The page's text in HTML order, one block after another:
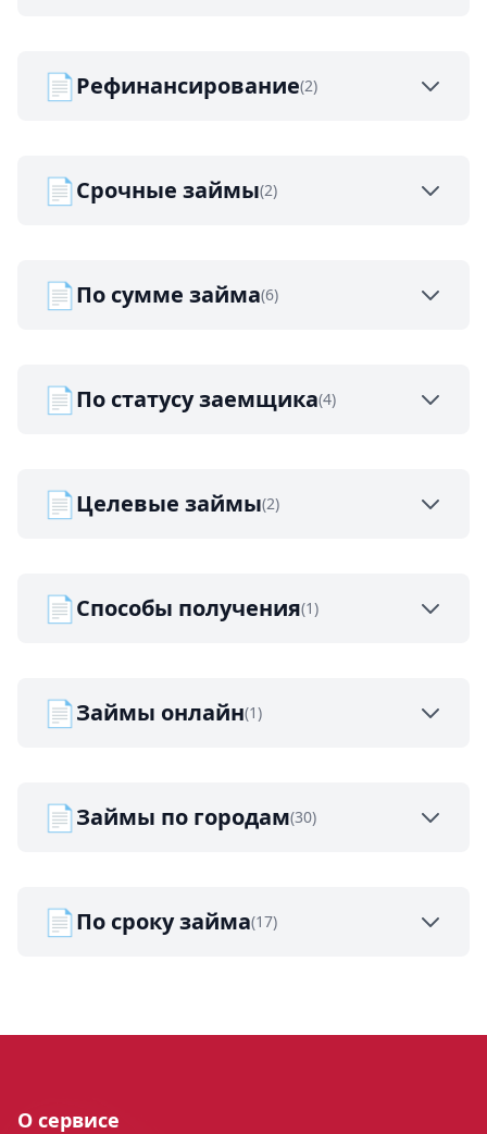
📄Рефинансирование(2)
📄Срочные займы(2)
📄По сумме займа(6)
📄По статусу заемщика(4)
📄Целевые займы(2)
📄Способы получения(1)
📄Займы онлайн(1)
📄Займы по городам(30)
📄По сроку займа(17)
О сервисе